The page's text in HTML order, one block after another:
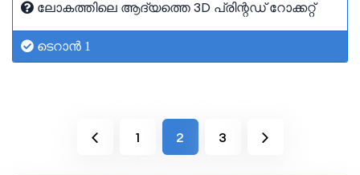
ലോകത്തിലെ ആദ്യത്തെ 3D പ്രിന്റഡ് റോക്കറ്റ്
ടെറാൻ 1
1 2 3